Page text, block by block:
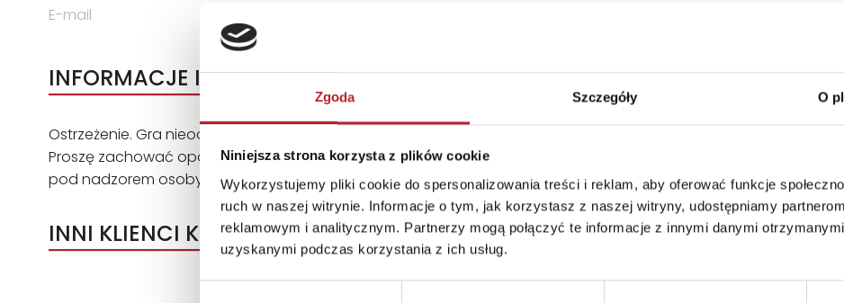
Zgoda Szczegóły O
Niniejsza strona korzysta z plików cookie
Wykorzystujemy pliki cookie do spersonalizowania treści i reklam, aby oferować funkcje
ruch w naszej witrynie. Informacje o tym, jak korzystasz z naszej witryny, udostępniamy
reklamowym i analitycznym. Partnerzy mogą połączyć te informacje z innymi danymi
uzyskanymi podczas korzystania z ich usług.
E-mail
INFORMACJE I OSTRZEŻENIA
Ostrzeżenie. Gra nieodpowiednia dla dzieci poniżej 3 lat. Istnieje możliwość połknięcia drobnych elementów.
Proszę zachować opakowanie ze względu na zawarte informacje. Opakowanie nie służy do zabawy. Korzystać
pod nadzorem osoby dorosłej.
INNI KLIENCI KUPOWALI